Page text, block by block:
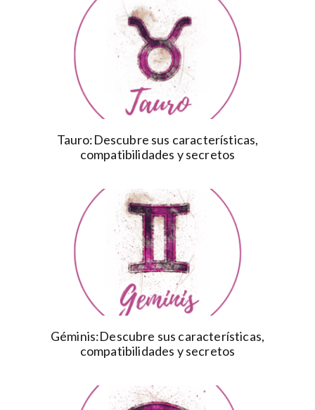
Tauro:Descubre sus características,
compatibilidades y secretos
Géminis:Descubre sus características,
compatibilidades y secretos